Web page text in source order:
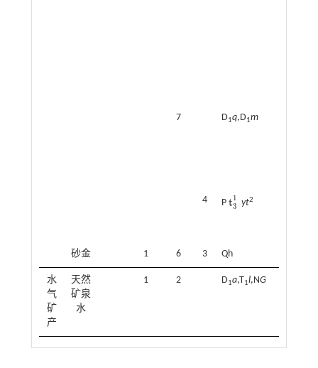
7 D1q,D1m
4 P t1
3
t3 1yt2
砂金 1 6 3 Qh
水
气
矿
产
天然
矿泉
水
1 2 D1a,T1l,NG